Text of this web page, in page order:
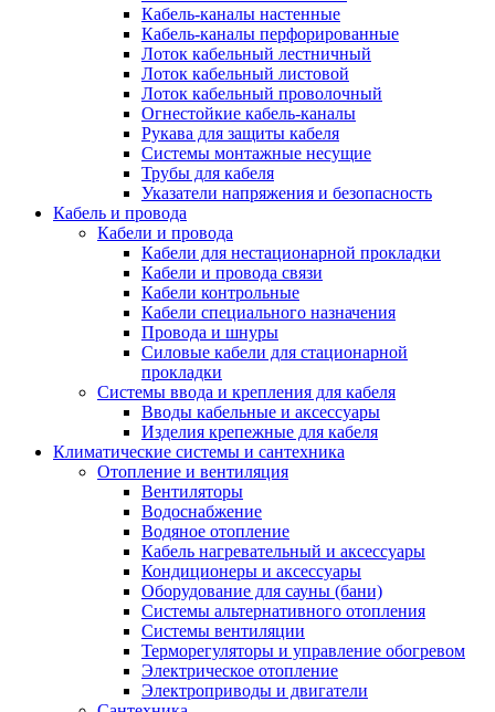
Кабель-каналы настенные
Кабель-каналы перфорированные
Лоток кабельный лестничный
Лоток кабельный листовой
Лоток кабельный проволочный
Огнестойкие кабель-каналы
Рукава для защиты кабеля
Системы монтажные несущие
Трубы для кабеля
Указатели напряжения и безопасность
Кабель и провода
Кабели и провода
Кабели для нестационарной прокладки
Кабели и провода связи
Кабели контрольные
Кабели специального назначения
Провода и шнуры
Силовые кабели для стационарной
прокладки
Системы ввода и крепления для кабеля
Вводы кабельные и аксессуары
Изделия крепежные для кабеля
Климатические системы и сантехника
Отопление и вентиляция
Вентиляторы
Водоснабжение
Водяное отопление
Кабель нагревательный и аксессуары
Кондиционеры и аксессуары
Оборудование для сауны (бани)
Системы альтернативного отопления
Системы вентиляции
Терморегуляторы и управление обогревом
Электрическое отопление
Электроприводы и двигатели